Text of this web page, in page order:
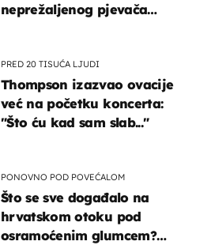
neprežaljenog pjevača
PRED 20 TISUĆA LJUDI
Thompson izazvao ovacije
već na početku koncerta:
"Što ću kad sam slab..."
PONOVNO POD POVEĆALOM
Što se sve događalo na
hrvatskom otoku pod
osramoćenim glumcem?